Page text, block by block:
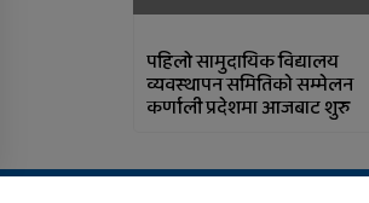
पहिलो सामुदायिक विद्यालय
व्यवस्थापन समितिकाे सम्मेलन
कर्णाली प्रदेशमा आजबाट शुरु